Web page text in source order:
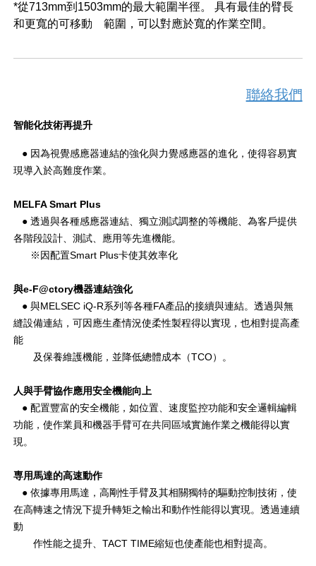
*從713mm到1503mm的最大範圍半徑。 具有最佳的臂長
和更寬的可移動 範圍，可以對應於寬的作業空間。
聯絡我們
智能化技術再提升
● 因為視覺感應器連結的強化與力覺感應器的進化，使得容易實
現導入於高難度作業。
MELFA Smart Plus
● 透過與各種感應器連結、獨立測試調整的等機能、為客戶提供
各階段設計、測試、應用等先進機能。
※因配置Smart Plus卡使其效率化
與e-F@ctory機器連結強化
● 與MELSEC iQ-R系列等各種FA產品的接續與連結。透過與無
縫設備連結，可因應生產情況使柔性製程得以實現，也相對提高產
能
及保養維護機能，並降低總體成本（TCO）。
人與手臂協作應用安全機能向上
● 配置豐富的安全機能，如位置、速度監控功能和安全邏輯編輯
功能，使作業員和機器手臂可在共同區域實施作業之機能得以實
現。
専用馬達的高速動作
● 依據專用馬達，高剛性手臂及其相關獨特的驅動控制技術，使
在高轉速之情況下提升轉矩之輸出和動作性能得以實現。透過連續
動
作性能之提升、TACT TIME縮短也使產能也相對提高。